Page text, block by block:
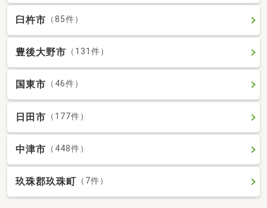
臼杵市 （85件）
豊後大野市 （131件）
国東市 （46件）
日田市 （177件）
中津市 （448件）
玖珠郡玖珠町 （7件）